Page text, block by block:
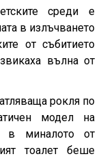
среди е
в излъчването
от събитието
вълна от
рокля по
модел на
в миналото от
тоалет беше